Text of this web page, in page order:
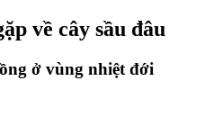
về cây sầu đâu
ở vùng nhiệt đới